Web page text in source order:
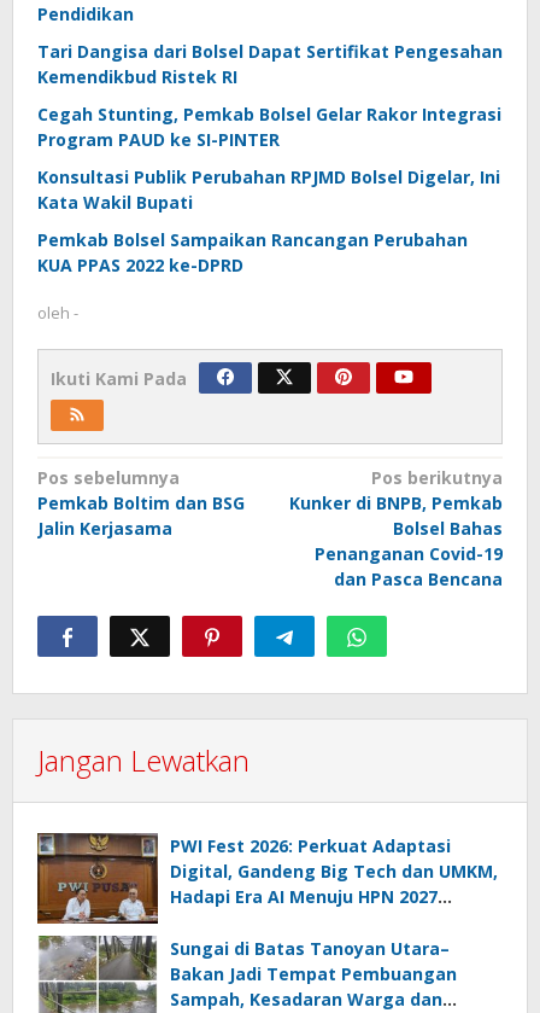
Pendidikan
Tari Dangisa dari Bolsel Dapat Sertifikat Pengesahan
Kemendikbud Ristek RI
Cegah Stunting, Pemkab Bolsel Gelar Rakor Integrasi
Program PAUD ke SI-PINTER
Konsultasi Publik Perubahan RPJMD Bolsel Digelar, Ini
Kata Wakil Bupati
Pemkab Bolsel Sampaikan Rancangan Perubahan
KUA PPAS 2022 ke-DPRD
oleh -
Ikuti Kami Pada
Navigasi
pos
Pos sebelumnya
Pemkab Boltim dan BSG
Jalin Kerjasama
Pos berikutnya
Kunker di BNPB, Pemkab
Bolsel Bahas
Penanganan Covid-19
dan Pasca Bencana
Jangan Lewatkan
PWI Fest 2026: Perkuat Adaptasi
Digital, Gandeng Big Tech dan UMKM,
Hadapi Era AI Menuju HPN 2027
Sungai di Batas Tanoyan Utara–
Bakan Jadi Tempat Pembuangan
Sampah, Kesadaran Warga dan